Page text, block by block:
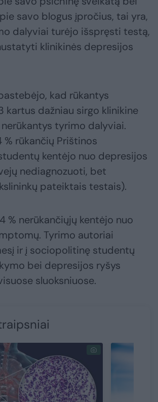
savo blogus įpročius, tai yra,
dalyviai turėjo išspręsti testą,
klinikinės depresijos
kad rūkantys
dažniau sirgo klinikine
tyrimo dalyviai.
% rūkančių Prištinos
kentėjo nuo depresijos
nediagnozuoti, bet
pateiktais testais).
% nerūkančiųjų kentėjo nuo
Tyrimo autoriai
ir į sociopolitinę studentų
bei depresijos ryšys
sluoksniuose.